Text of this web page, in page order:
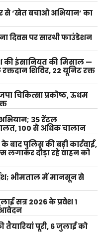
से ‘खेत बचाओ अभियान’ का
दिवस पर सारथी फाउंडेशन
इंसानियत की मिसाल —
शिविर, 22 यूनिट रक्त
चिकित्सा प्रकोष्ठ, ऊधम
35 रेंटल
100 से अधिक चालान
बाद पुलिस की बड़ी कार्रवाई,
दौड़ा रहे वाहन को
भीमताल में मानसून से
सत्र 2026 के प्रवेश 1
आवेदन
पूरी, 6 जुलाई को